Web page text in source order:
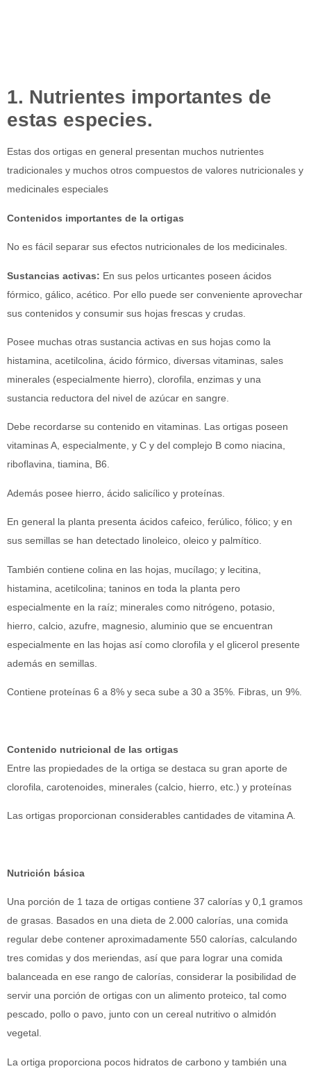
1. Nutrientes importantes de
estas especies.
Estas dos ortigas en general presentan muchos nutrientes
tradicionales y muchos otros compuestos de valores nutricionales y
medicinales especiales
Contenidos importantes de la ortigas
No es fácil separar sus efectos nutricionales de los medicinales.
Sustancias activas: En sus pelos urticantes poseen ácidos
fórmico, gálico, acético. Por ello puede ser conveniente aprovechar
sus contenidos y consumir sus hojas frescas y crudas.
Posee muchas otras sustancia activas en sus hojas como la
histamina, acetilcolina, ácido fórmico, diversas vitaminas, sales
minerales (especialmente hierro), clorofila, enzimas y una
sustancia reductora del nivel de azúcar en sangre.
Debe recordarse su contenido en vitaminas. Las ortigas poseen
vitaminas A, especialmente, y C y del complejo B como niacina,
riboflavina, tiamina, B6.
Además posee hierro, ácido salicílico y proteínas.
En general la planta presenta ácidos cafeico, ferúlico, fólico; y en
sus semillas se han detectado linoleico, oleico y palmítico.
También contiene colina en las hojas, mucílago; y lecitina,
histamina, acetilcolina; taninos en toda la planta pero
especialmente en la raíz; minerales como nitrógeno, potasio,
hierro, calcio, azufre, magnesio, aluminio que se encuentran
especialmente en las hojas así como clorofila y el glicerol presente
además en semillas.
Contiene proteínas 6 a 8% y seca sube a 30 a 35%. Fibras, un 9%.
Contenido nutricional de las ortigas
Entre las propiedades de la ortiga se destaca su gran aporte de
clorofila, carotenoides, minerales (calcio, hierro, etc.) y proteínas
Las ortigas proporcionan considerables cantidades de vitamina A.
Nutrición básica
Una porción de 1 taza de ortigas contiene 37 calorías y 0,1 gramos
de grasas. Basados en una dieta de 2.000 calorías, una comida
regular debe contener aproximadamente 550 calorías, calculando
tres comidas y dos meriendas, así que para lograr una comida
balanceada en ese rango de calorías, considerar la posibilidad de
servir una porción de ortigas con un alimento proteico, tal como
pescado, pollo o pavo, junto con un cereal nutritivo o almidón
vegetal.
La ortiga proporciona pocos hidratos de carbono y también una